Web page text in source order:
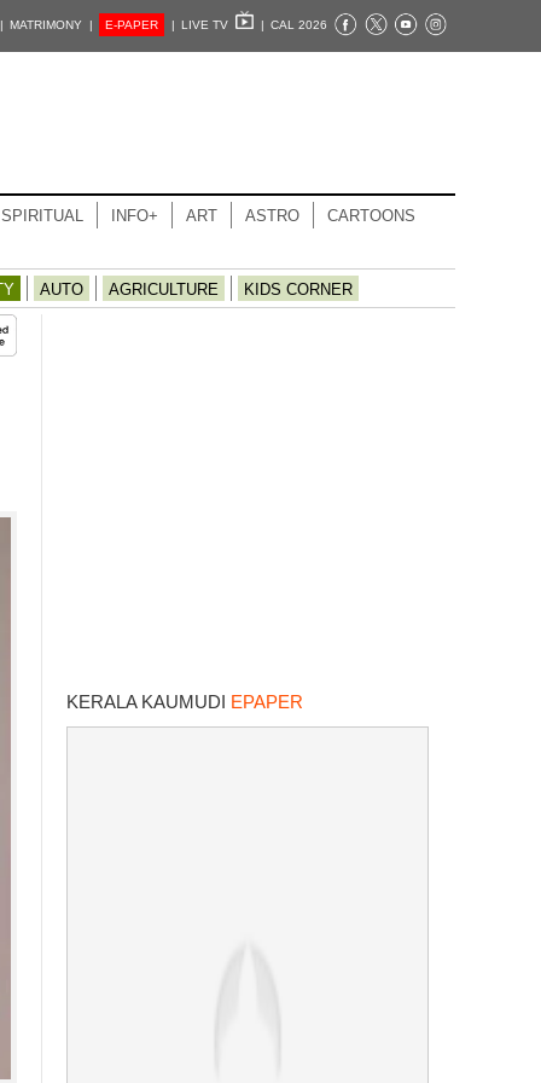
MATRIMONY | E-PAPER | LIVE TV | CAL 2026
SPIRITUAL INFO+ ART ASTRO CARTOONS
AUTO AGRICULTURE KIDS CORNER
KERALA KAUMUDI EPAPER